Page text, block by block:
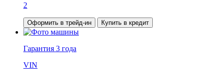
2
Оформить в трейд-ин Купить в кредит
Гарантия 3 года
VIN